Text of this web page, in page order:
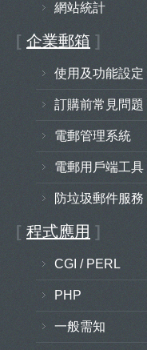
網站統計
[ 企業郵箱 ]
使用及功能設定
訂購前常見問題
電郵管理系統
電郵用戶端工具
防垃圾郵件服務
[ 程式應用 ]
CGI / PERL
PHP
一般需知